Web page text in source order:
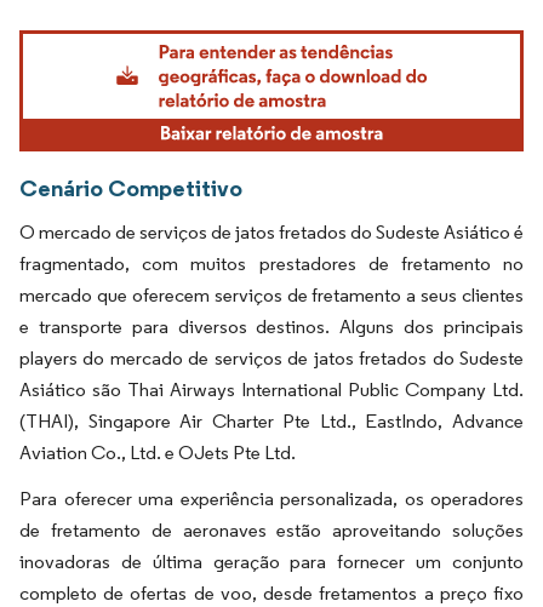
Imagem © Mordor Intelligence. O reuso requer atribuição conforme CC BY 4.0.
Cenário Competitivo
O mercado de serviços de jatos fretados do Sudeste Asiático é
fragmentado, com muitos prestadores de fretamento no
mercado que oferecem serviços de fretamento a seus clientes
e transporte para diversos destinos. Alguns dos principais
players do mercado de serviços de jatos fretados do Sudeste
Asiático são Thai Airways International Public Company Ltd.
(THAI), Singapore Air Charter Pte Ltd., EastIndo, Advance
Aviation Co., Ltd. e OJets Pte Ltd.
Para oferecer uma experiência personalizada, os operadores
de fretamento de aeronaves estão aproveitando soluções
inovadoras de última geração para fornecer um conjunto
completo de ofertas de voo, desde fretamentos a preço fixo